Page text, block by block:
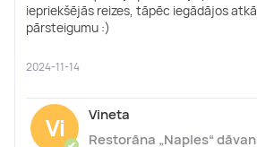
iepriekšējās reizes, tāpēc iegādājos
pārsteigumu :)
2024-11-14
Vi
Vineta
Restorāna „Naples“